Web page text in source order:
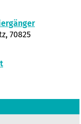
70825